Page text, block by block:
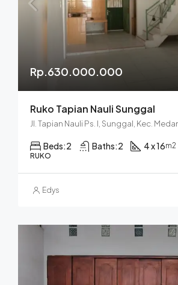
Rp.630.000.000
Ruko Tapian Nauli Sunggal
Beds:2 Baths:2 4 x 16m2
RUKO
Edys